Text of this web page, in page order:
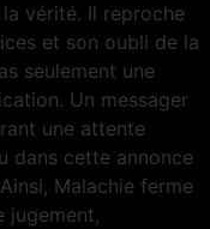
vérité. Il reproche
et son oubli de la
seulement une
Un messager
une attente
dans cette annonce
Malachie ferme
jugement,